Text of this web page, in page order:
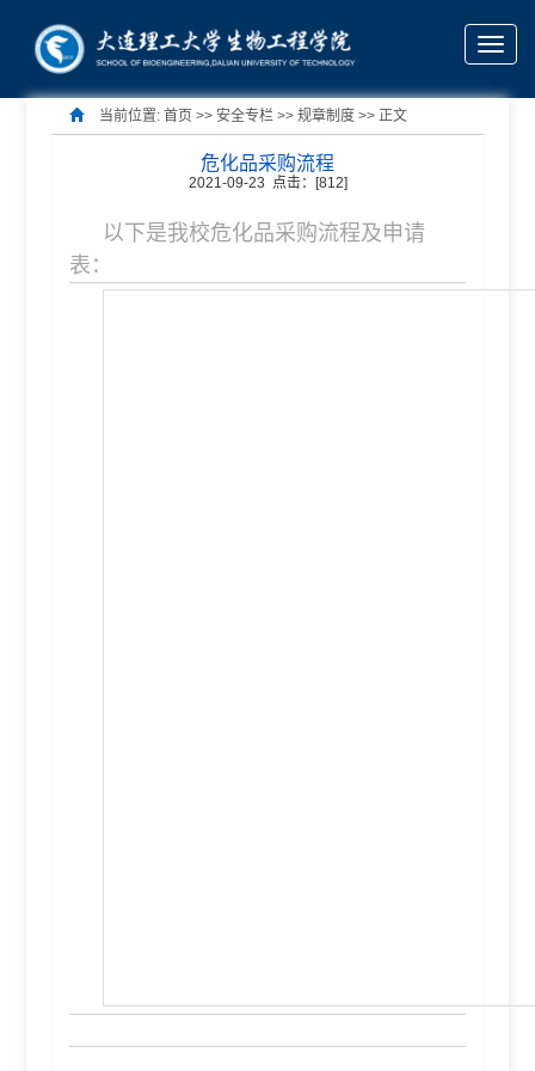
Toggle
当前位置: 首页 >> 安全专栏 >> 规章制度>> 正文
危化品采购流程
2021-09-23 点击：[812]
以下是我校危化品采购流程及申请
表：